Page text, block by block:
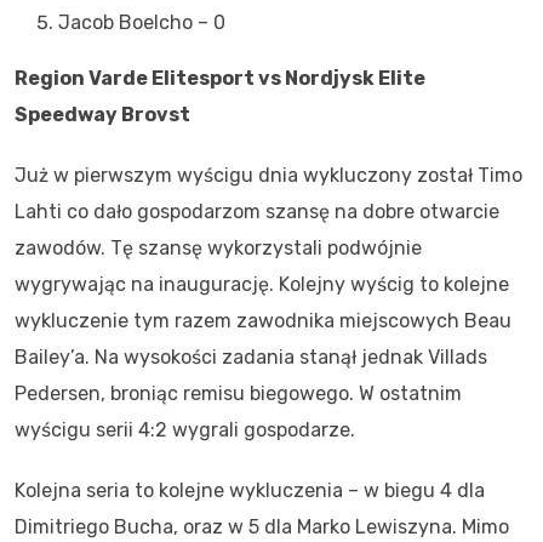
Jacob Boelcho – 0
Region Varde Elitesport vs Nordjysk Elite
Speedway Brovst
Już w pierwszym wyścigu dnia wykluczony został Timo
Lahti co dało gospodarzom szansę na dobre otwarcie
zawodów. Tę szansę wykorzystali podwójnie
wygrywając na inaugurację. Kolejny wyścig to kolejne
wykluczenie tym razem zawodnika miejscowych Beau
Bailey’a. Na wysokości zadania stanął jednak Villads
Pedersen, broniąc remisu biegowego. W ostatnim
wyścigu serii 4:2 wygrali gospodarze.
Kolejna seria to kolejne wykluczenia – w biegu 4 dla
Dimitriego Bucha, oraz w 5 dla Marko Lewiszyna. Mimo